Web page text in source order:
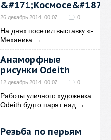
&#171;Космосе&#187;
26 декабрь 2014, 00:07 0
На днях посетил выставку «-
Механика →
Анаморфные
рисунки Odeith
12 декабрь 2014, 00:07 0
Работы уличного художника
Odeith будто парят над →
Резьба по перьям